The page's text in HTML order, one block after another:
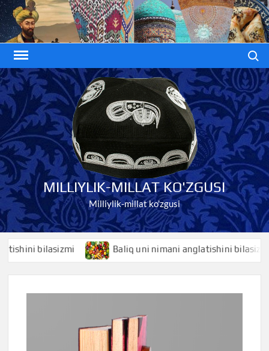
Skip
to
content
MILLIYLIK-MILLAT KO'ZGUSI
Milliylik-millat ko'zgusi
bilasizmi Baliq uni nimani anglatishini bilasizmi